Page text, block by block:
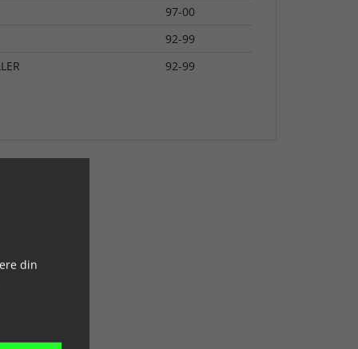
97-00
92-99
92-99
din